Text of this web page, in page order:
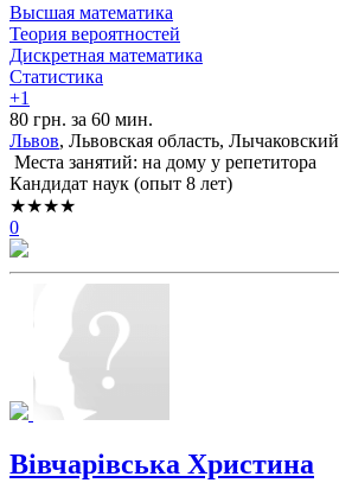
Высшая математика
Теория вероятностей
Дискретная математика
Статистика
+1
80 грн. за 60 мин.
Львов, Львовская область, Лычаковский
Места занятий: на дому у репетитора
Кандидат наук (опыт 8 лет)
★★★★
0
Вівчарівська Христина